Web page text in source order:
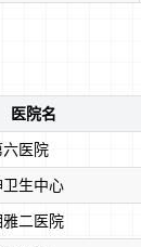
医院名
医院
卫生中心
二医院